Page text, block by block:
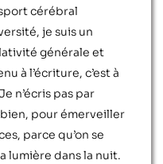
cérébral
je suis un
générale et
à l’écriture, c’est à
n’écris pas par
pour émerveiller
parce qu’on se
lumière dans la nuit.